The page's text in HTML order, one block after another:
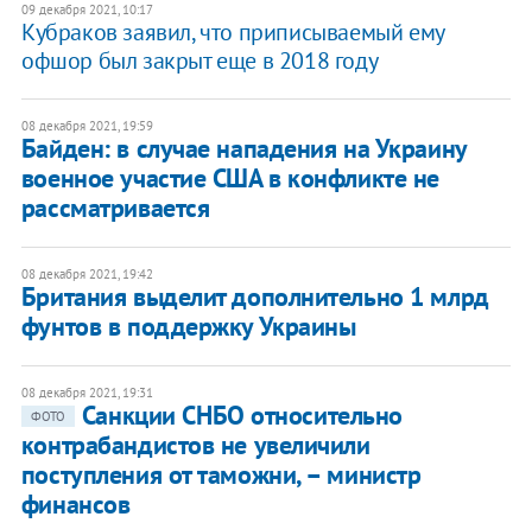
09 декабря 2021, 10:17
Кубраков заявил, что приписываемый ему
офшор был закрыт еще в 2018 году
08 декабря 2021, 19:59
Байден: в случае нападения на Украину
военное участие США в конфликте не
рассматривается
08 декабря 2021, 19:42
Британия выделит дополнительно 1 млрд
фунтов в поддержку Украины
08 декабря 2021, 19:31
ФОТО
Санкции СНБО относительно
контрабандистов не увеличили
поступления от таможни, – министр
финансов